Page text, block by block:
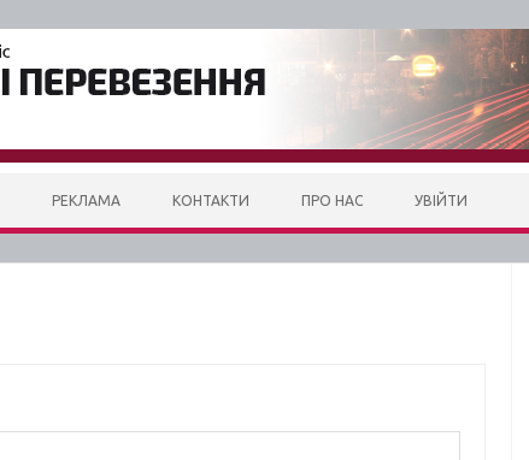
РЕКЛАМА КОНТАКТИ ПРО НАС УВІЙТИ